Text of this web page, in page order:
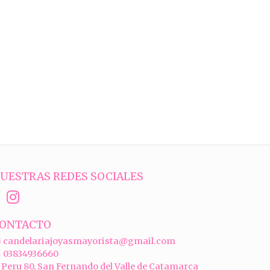
REDES SOCIALES
candelariajoyasmayorista@gmail.com
03834936660
Peru 80, San Fernando del Valle de Catamarca